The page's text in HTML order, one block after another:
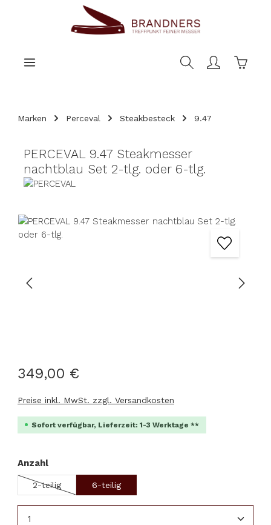
Marken Perceval Steakbesteck 9.47
PERCEVAL 9.47 Steakmesser
nachtblau Set 2-tlg. oder 6-tlg.
Bildergalerie überspringen
349,00 €
Preise inkl. MwSt. zzgl. Versandkosten
Sofort verfügbar, Lieferzeit: 1-3 Werktage **
Anzahlauswählen
2-teilig
(Diese Option ist zurzeit nicht verfügbar.)
6-teilig